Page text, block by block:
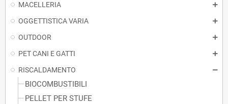
MACELLERIA
OGGETTISTICA VARIA
OUTDOOR
PET CANI E GATTI
RISCALDAMENTO
BIOCOMBUSTIBILI
PELLET PER STUFE